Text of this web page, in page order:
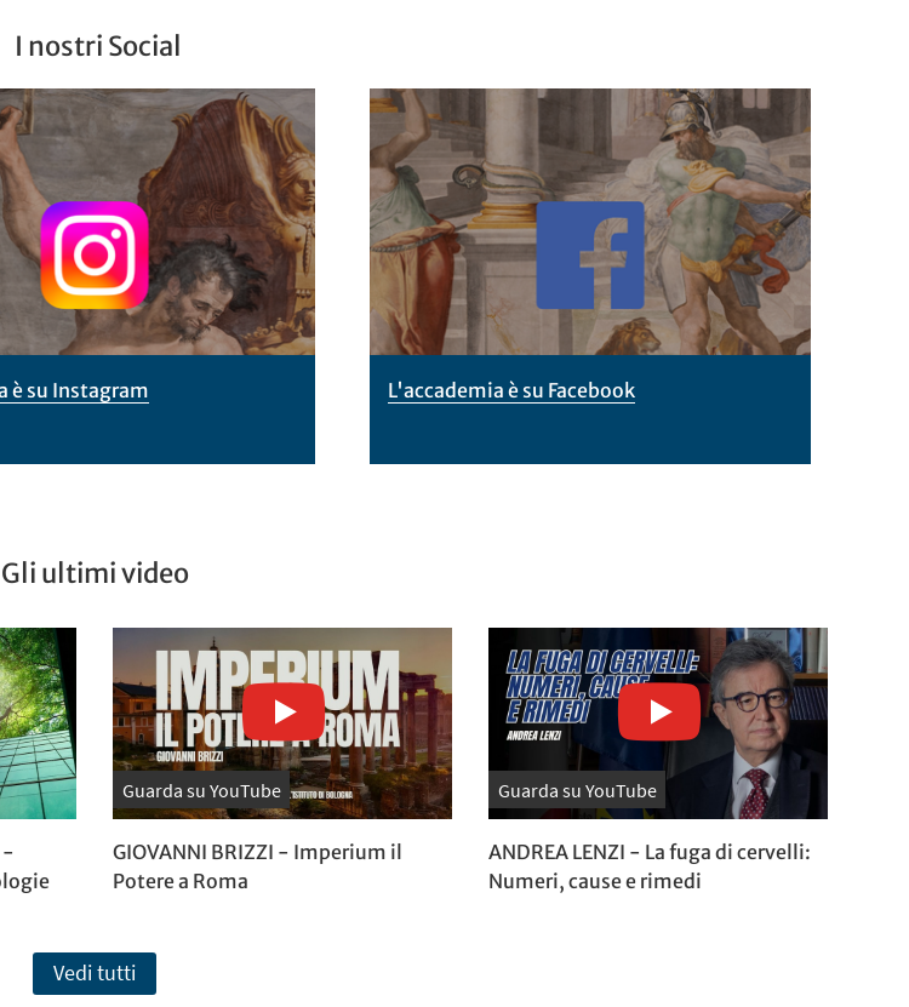
I nostri Social
è su Instagram L'accademia è su Facebook
Gli ultimi video
-
Guarda su YouTube
GIOVANNI BRIZZI - Imperium il
Potere a Roma
Guarda su YouTube
ANDREA LENZI - La fuga di cervelli:
Numeri, cause e rimedi
Vedi tutti